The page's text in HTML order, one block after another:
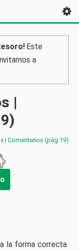
Este
a
|
| Comentarios (pág.19)
la forma correcta